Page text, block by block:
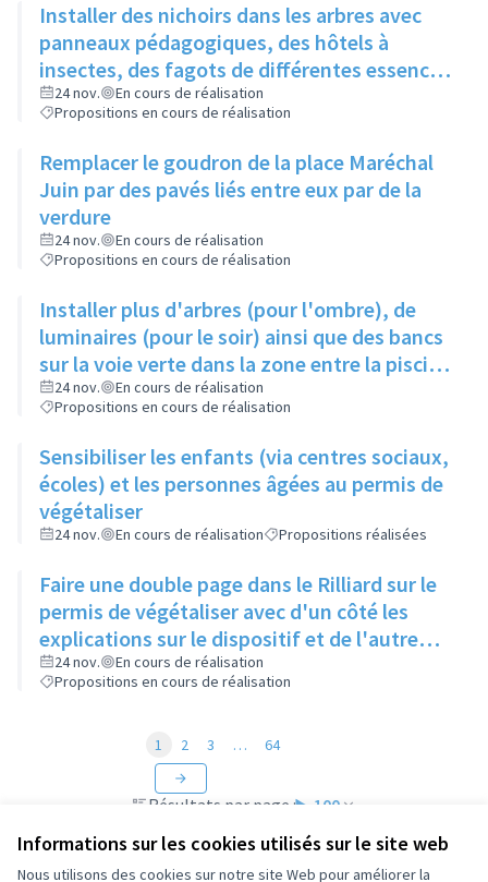
Informations sur les cookies utilisés sur le site web
Nous utilisons des cookies sur notre site Web pour améliorer la
Installer des nichoirs dans les arbres avec
panneaux pédagogiques, des hôtels à
insectes, des fagots de différentes essences
pour stimuler la biodiversité sur la place du
Château à la Roue
24 nov.
En cours de réalisation
Propositions en cours de réalisation
Remplacer le goudron de la place Maréchal
Juin par des pavés liés entre eux par de la
verdure
24 nov.
En cours de réalisation
Propositions en cours de réalisation
Installer plus d'arbres (pour l'ombre), de
luminaires (pour le soir) ainsi que des bancs
sur la voie verte dans la zone entre la piscine
et la rue de l'Industrie
24 nov.
En cours de réalisation
Propositions en cours de réalisation
Sensibiliser les enfants (via centres sociaux,
écoles) et les personnes âgées au permis de
végétaliser
24 nov. En cours de réalisation Propositions réalisées
Faire une double page dans le Rilliard sur le
permis de végétaliser avec d'un côté les
explications sur le dispositif et de l'autre
côté des exemples concrets de lieux à
investir
24 nov.
En cours de réalisation
Propositions en cours de réalisation
Résultats par page : 100
1 2 3 … 64